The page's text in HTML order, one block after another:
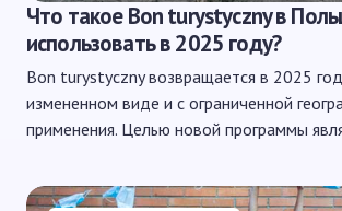
Что такое Bon turystyczny в
использовать в 2025 году?
Bon turystyczny возвращается в 2025
измененном виде и с ограниченной
применения. Целью новой программы